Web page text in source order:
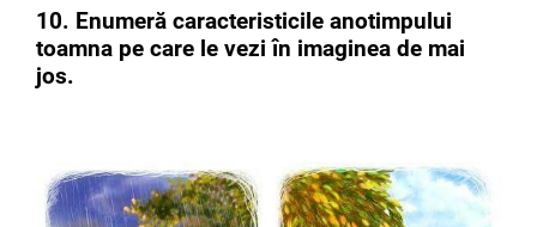
10. Enumeră caracteristicile anotimpului
toamna pe care le vezi în imaginea de mai
jos.